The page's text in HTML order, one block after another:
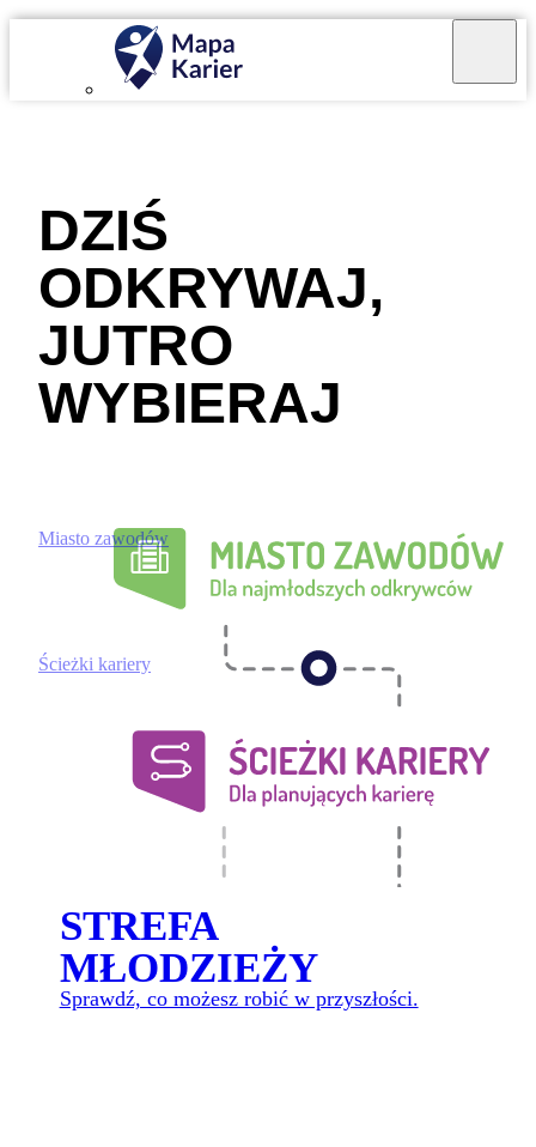
DZIŚ
ODKRYWAJ,
JUTRO
WYBIERAJ
Miasto zawodów
Ścieżki kariery
STREFA
MŁODZIEŻY
Sprawdź, co możesz robić w przyszłości.